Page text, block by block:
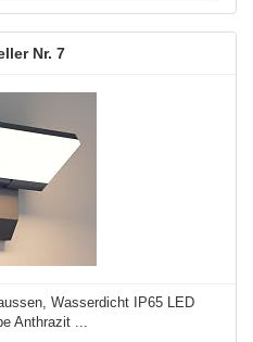
7
Wasserdicht IP65 LED
Anthrazit ...